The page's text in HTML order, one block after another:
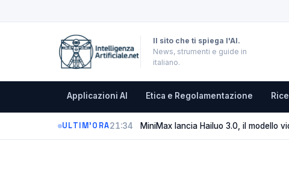
Il sito che ti spiega l'AI.
News, strumenti e guide in
italiano.
Applicazioni AI Etica e Regolamentazione
ULTIM'ORA21:34 MiniMax lancia Hailuo 3.0, il modello